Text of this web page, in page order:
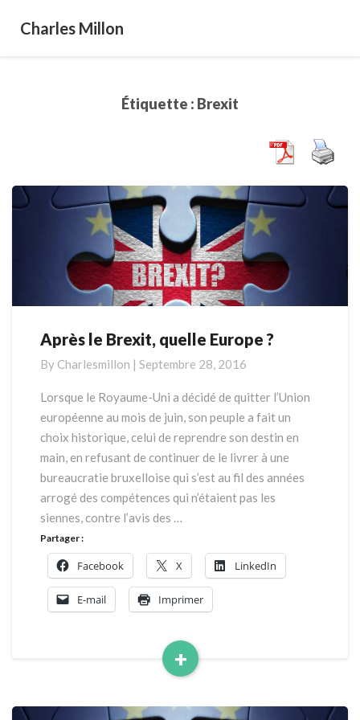
Charles Millon
Étiquette : Brexit
Après
Brexit,
quelle
Europe
?
Après le Brexit, quelle Europe ?
By Charlesmillon | Septembre 28, 2016
Lorsque le Royaume-Uni a décidé de quitter l’Union
européenne au mois de juin, son peuple a fait un
choix historique, celui de reprendre son destin en
main, en refusant de continuer de le livrer à une
bureaucratie bruxelloise qui s’est au fil des années
arrogé des compétences qui n’étaient pas les
siennes, contre l’avis des …
+
Read
Partager :
Facebook X LinkedIn
E-mail Imprimer